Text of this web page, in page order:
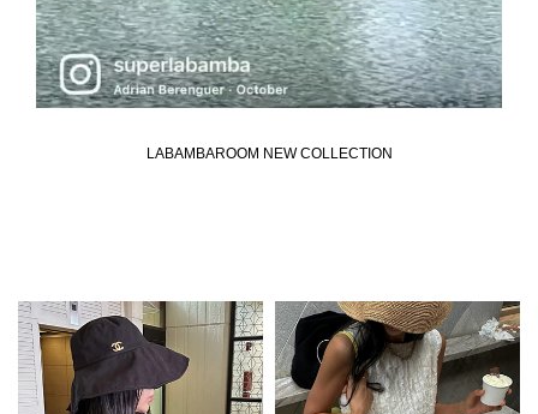
LABAMBAROOM NEW COLLECTION